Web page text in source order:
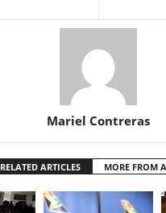
Mariel Contreras
RELATED ARTICLES MORE FROM